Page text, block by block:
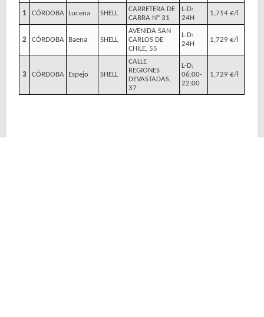
1 CÓRDOBA Lucena SHELL
CARRETERA DE
CABRA Nº 31
L-D:
24H
1,714 €/l
2 CÓRDOBA Baena SHELL
AVENIDA SAN
CARLOS DE
CHILE, 55
L-D:
24H
1,729 €/l
3 CÓRDOBA Espejo SHELL
CALLE
REGIONES
DEVASTADAS,
37
L-D:
06:00-
22:00
1,729 €/l